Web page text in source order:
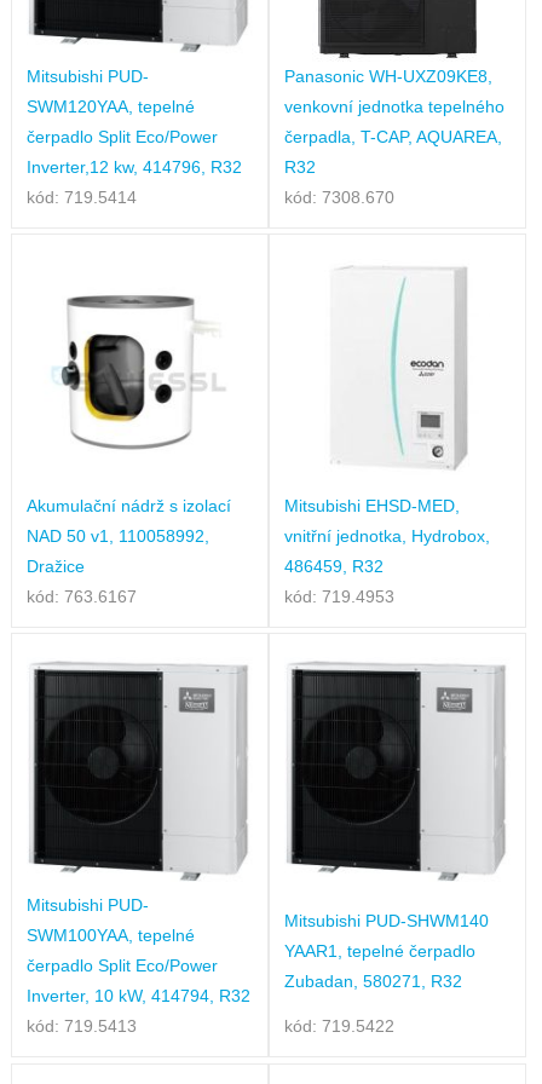
Mitsubishi PUD-
SWM120YAA, tepelné
čerpadlo Split Eco/Power
Inverter,12 kw, 414796, R32
kód: 719.5414
Panasonic WH-UXZ09KE8,
venkovní jednotka tepelného
čerpadla, T-CAP, AQUAREA,
R32
kód: 7308.670
Akumulační nádrž s izolací
NAD 50 v1, 110058992,
Dražice
kód: 763.6167
Mitsubishi EHSD-MED,
vnitřní jednotka, Hydrobox,
486459, R32
kód: 719.4953
Mitsubishi PUD-
SWM100YAA, tepelné
čerpadlo Split Eco/Power
Inverter, 10 kW, 414794, R32
kód: 719.5413
Mitsubishi PUD-SHWM140
YAAR1, tepelné čerpadlo
Zubadan, 580271, R32
kód: 719.5422